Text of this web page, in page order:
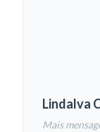
Lindalva
Mais